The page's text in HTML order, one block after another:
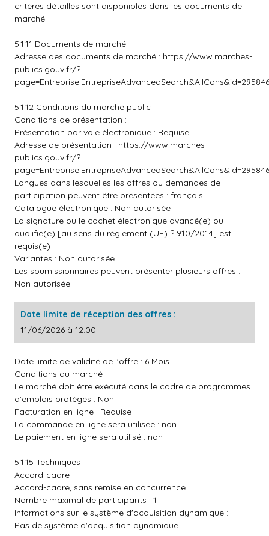
critères détaillés sont disponibles dans les documents de
marché
5.1.11 Documents de marché
Adresse des documents de marché : https://www.marches-
publics.gouv.fr/?
5.1.12 Conditions du marché public
Conditions de présentation :
Présentation par voie électronique : Requise
Adresse de présentation : https://www.marches-
publics.gouv.fr/?
Langues dans lesquelles les offres ou demandes de
participation peuvent être présentées : français
Catalogue électronique : Non autorisée
La signature ou le cachet électronique avancé(e) ou
qualifié(e) [au sens du règlement (UE) ? 910/2014] est
requis(e)
Variantes : Non autorisée
Les soumissionnaires peuvent présenter plusieurs offres :
Non autorisée
Date limite de réception des offres :
11/06/2026 à 12:00
Date limite de validité de l'offre : 6 Mois
Conditions du marché :
Le marché doit être exécuté dans le cadre de programmes
d'emplois protégés : Non
Facturation en ligne : Requise
La commande en ligne sera utilisée : non
Le paiement en ligne sera utilisé : non
5.1.15 Techniques
Accord-cadre :
Accord-cadre, sans remise en concurrence
Nombre maximal de participants : 1
Informations sur le système d'acquisition dynamique :
Pas de système d'acquisition dynamique